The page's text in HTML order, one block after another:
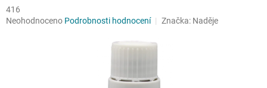
416
Průměrné
Neohodnoceno Podrobnosti hodnocení Značka: Naděje